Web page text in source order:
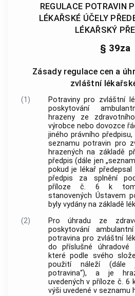
REGULACE POTRAVIN
LÉKAŘSKÉ ÚČELY
LÉKAŘSKÝ
§ 39za
Zásady regulace cen a
zvláštní
(1)
Potraviny pro zvláštní
poskytování
hrazeny ze
výrobce nebo dovozce
jiného právního
seznamu potravin pro
hrazených na základě
předpis (dále jen
pokud je lékař
předpis za splnění
příloze č. 6 k
stanovených Ústavem
byly vydány na základě
(2)
Pro úhradu ze
poskytování
potravina pro zvláštní
do příslušné úhradové
které podle svého
použití náleží (dále
potravina“), a je
uvedených v příloze č.
výši uvedené v seznamu